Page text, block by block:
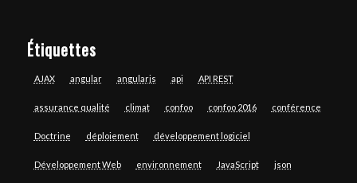
Étiquettes
AJAX angular angularjs api API REST
assurance qualité climat confoo confoo 2016 conférence
Doctrine déploiement développement logiciel
Développement Web environnement JavaScript json